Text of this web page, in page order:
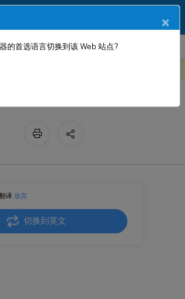
Citrix SD-WANCenter
Citrix SD-WAN
译.放弃
切换到英文
×
的首选语言切换到该 Web 站点?